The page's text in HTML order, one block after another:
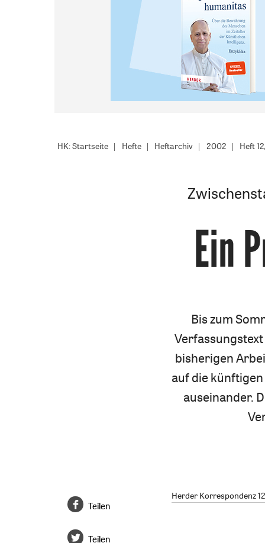
HK: Startseite Hefte Heftarchiv 2002 Heft
Ein
Bis zum
bisherigen
auf die
auseinander.
Herder Korrespondenz
Teilen
Teilen